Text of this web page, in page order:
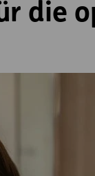
die